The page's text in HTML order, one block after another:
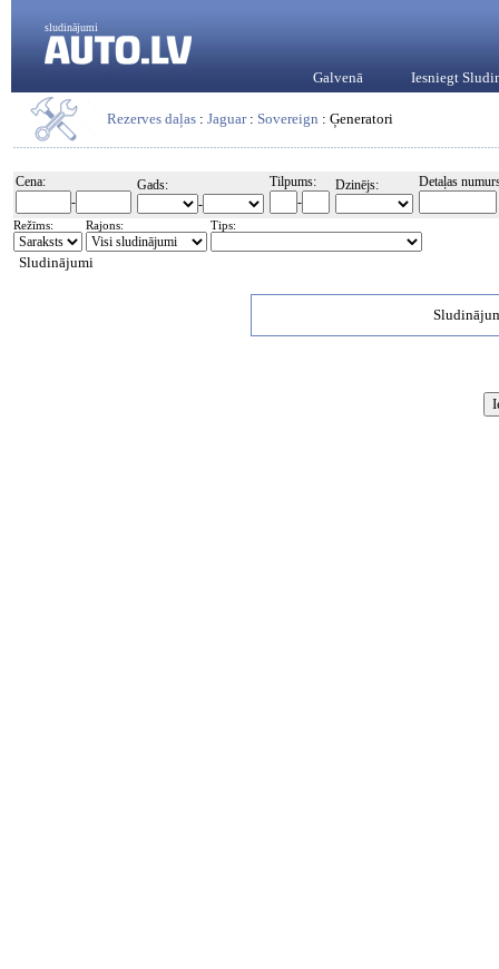
sludinājumi
Galvenā Iesniegt
Rezerves daļas : Jaguar: Sovereign : Ģeneratori
Cena:
-
Gads:
-
Tilpums:
-
Dzinējs: Detaļas
Režīms: Rajons: Tips:
Sludinājumi